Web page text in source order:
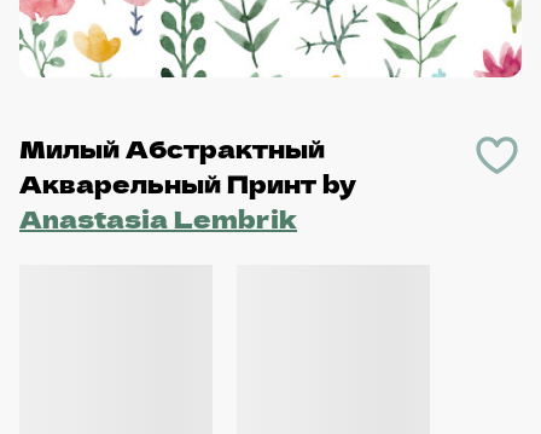
Милый Абстрактный
Акварельный Принтby
Anastasia Lembrik